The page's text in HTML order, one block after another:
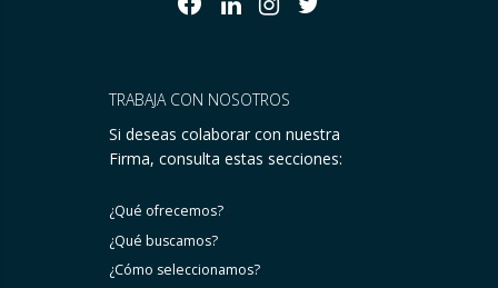
TRABAJA CON NOSOTROS
Si deseas colaborar con nuestra
Firma, consulta estas secciones:
¿Qué ofrecemos?
¿Qué buscamos?
¿Cómo seleccionamos?